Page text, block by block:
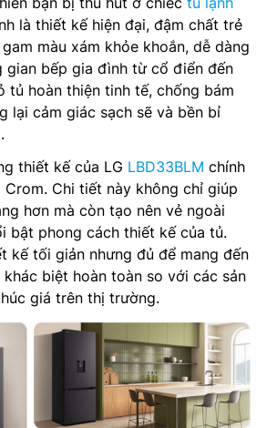
là thiết kế hiện đại, đậm chất trẻ
màu xám khỏe khoắn, dễ dàng
gian bếp gia đình từ cổ điển đến
tủ hoàn thiện tinh tế, chống bám
lại cảm giác sạch sẽ và bền bỉ
thiết kế của LG LBD33BLM chính
Crom. Chi tiết này không chỉ giúp
hơn mà còn tạo nên vẻ ngoài
bật phong cách thiết kế của tủ.
kế tối giản nhưng đủ để mang đến
biệt hoàn toàn so với các sản
giá trên thị trường.